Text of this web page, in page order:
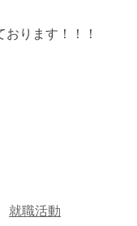
ります！！！
就職活動